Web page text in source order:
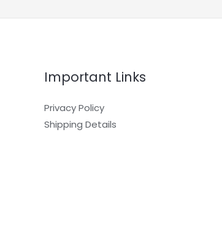
Important Links
Privacy Policy
Shipping Details